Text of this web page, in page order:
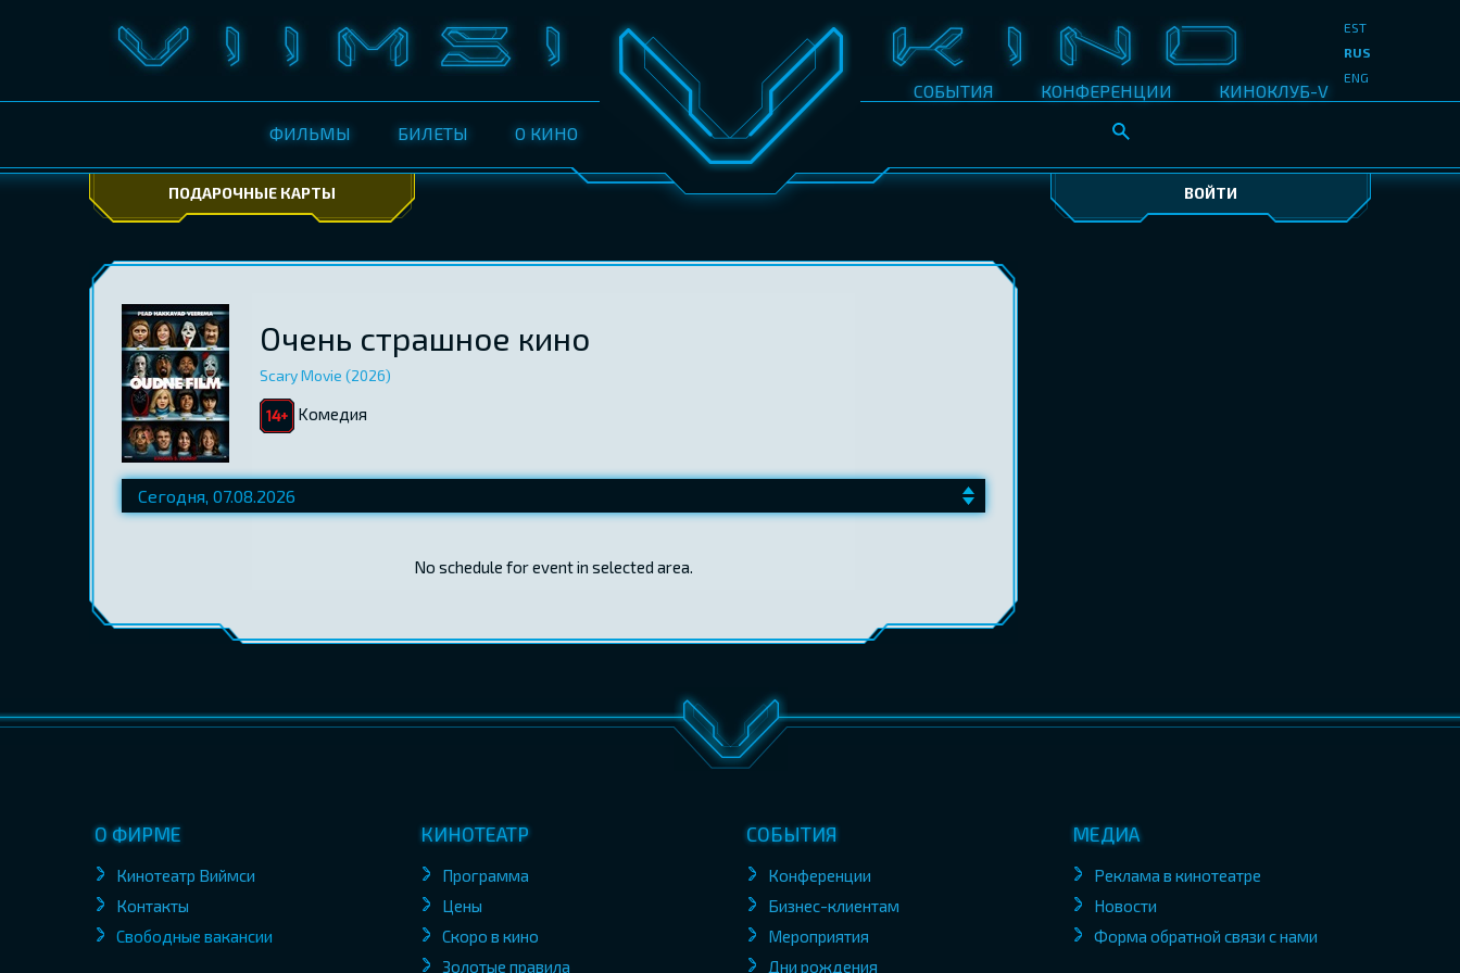
ФИЛЬМЫ БИЛЕТЫ О КИНО
СОБЫТИЯ КОНФЕРЕНЦИИ КИНОКЛУБ-V
EST
RUS
ENG
ПОДАРОЧНЫЕ КАРТЫ ВОЙТИ
Очень страшное кино
Scary Movie (2026)
Kомедия
No schedule for event in selected area.
О ФИРМЕ
Кинотеатр Виймси
Контакты
Свободные вакансии
КИНОТЕАТР
Программа
Цены
Скоро в кино
Золотые правила
СОБЫТИЯ
Конференции
Бизнес-клиентам
Мероприятия
Дни рождения
МЕДИА
Реклама в кинотеатре
Новости
Форма обратной связи с нами